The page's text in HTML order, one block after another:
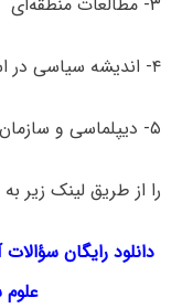
۴- اندیشه سیاسی در اسلام
۵- دیپلماسی و سازمان­‌های بین‌­المللی
را از طریق لینک‌ زیر
دانلود رایگان سؤالات آزمون